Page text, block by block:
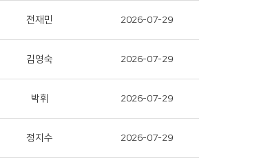
전재민 2026-07-29
김영숙 2026-07-29
박휘 2026-07-29
정지수 2026-07-29